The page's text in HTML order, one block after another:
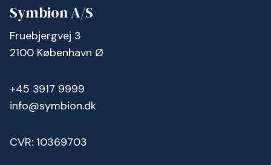
Symbion A/S
Fruebjergvej 3
2100 København Ø
+45 3917 9999
info@symbion.dk
CVR: 10369703